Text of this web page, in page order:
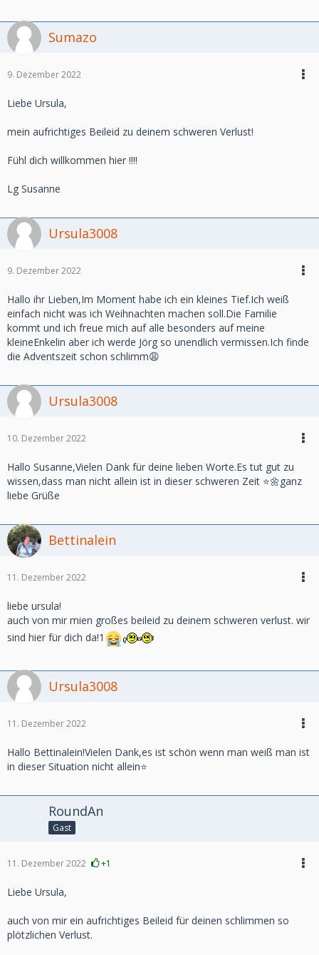
Sumazo
9. Dezember 2022
Liebe Ursula,
mein aufrichtiges Beileid zu deinem schweren Verlust!
Fühl dich willkommen hier !!!!
Lg Susanne
Ursula3008
9. Dezember 2022
Hallo ihr Lieben,Im Moment habe ich ein kleines Tief.Ich weiß
einfach nicht was ich Weihnachten machen soll.Die Familie
kommt und ich freue mich auf alle besonders auf meine
kleineEnkelin aber ich werde Jörg so unendlich vermissen.Ich finde
die Adventszeit schon schlimm😩
Ursula3008
10. Dezember 2022
Hallo Susanne,Vielen Dank für deine lieben Worte.Es tut gut zu
wissen,dass man nicht allein ist in dieser schweren Zeit ⭐️🌼ganz
liebe Grüße
Bettinalein
11. Dezember 2022
liebe ursula!
auch von mir mien großes beileid zu deinem schweren verlust. wir
sind hier für dich da!1
Ursula3008
11. Dezember 2022
Hallo Bettinalein!Vielen Dank,es ist schön wenn man weiß man ist
in dieser Situation nicht allein⭐️
RoundAn
Gast
11. Dezember 2022 +1
Liebe Ursula,
auch von mir ein aufrichtiges Beileid für deinen schlimmen so
plötzlichen Verlust.